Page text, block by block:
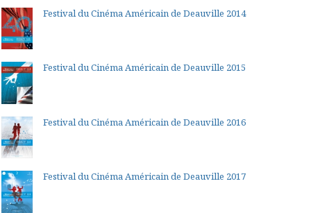
Festival du Cinéma Américain de Deauville 2014
Festival du Cinéma Américain de Deauville 2015
Festival du Cinéma Américain de Deauville 2016
Festival du Cinéma Américain de Deauville 2017